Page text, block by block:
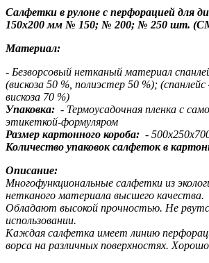
Салфетки в рулоне с перфорацией для
150х200 мм № 150; № 200; № 250 шт.
Материал:
- Безворсовый нетканый материал
(вискоза 50 %, полиэстер 50 %); (спанлейс
вискоза 70 %)
Упаковка: - Термоусадочная пленка с
этикеткой-формуляром
Размер картонного короба: -
Количество упаковок салфеток в
Описание:
Многофункциональные салфетки из
нетканого материала высшего качества.
Обладают высокой прочностью. Не
использовании.
Каждая салфетка имеет линию
ворса на различных поверхностях.